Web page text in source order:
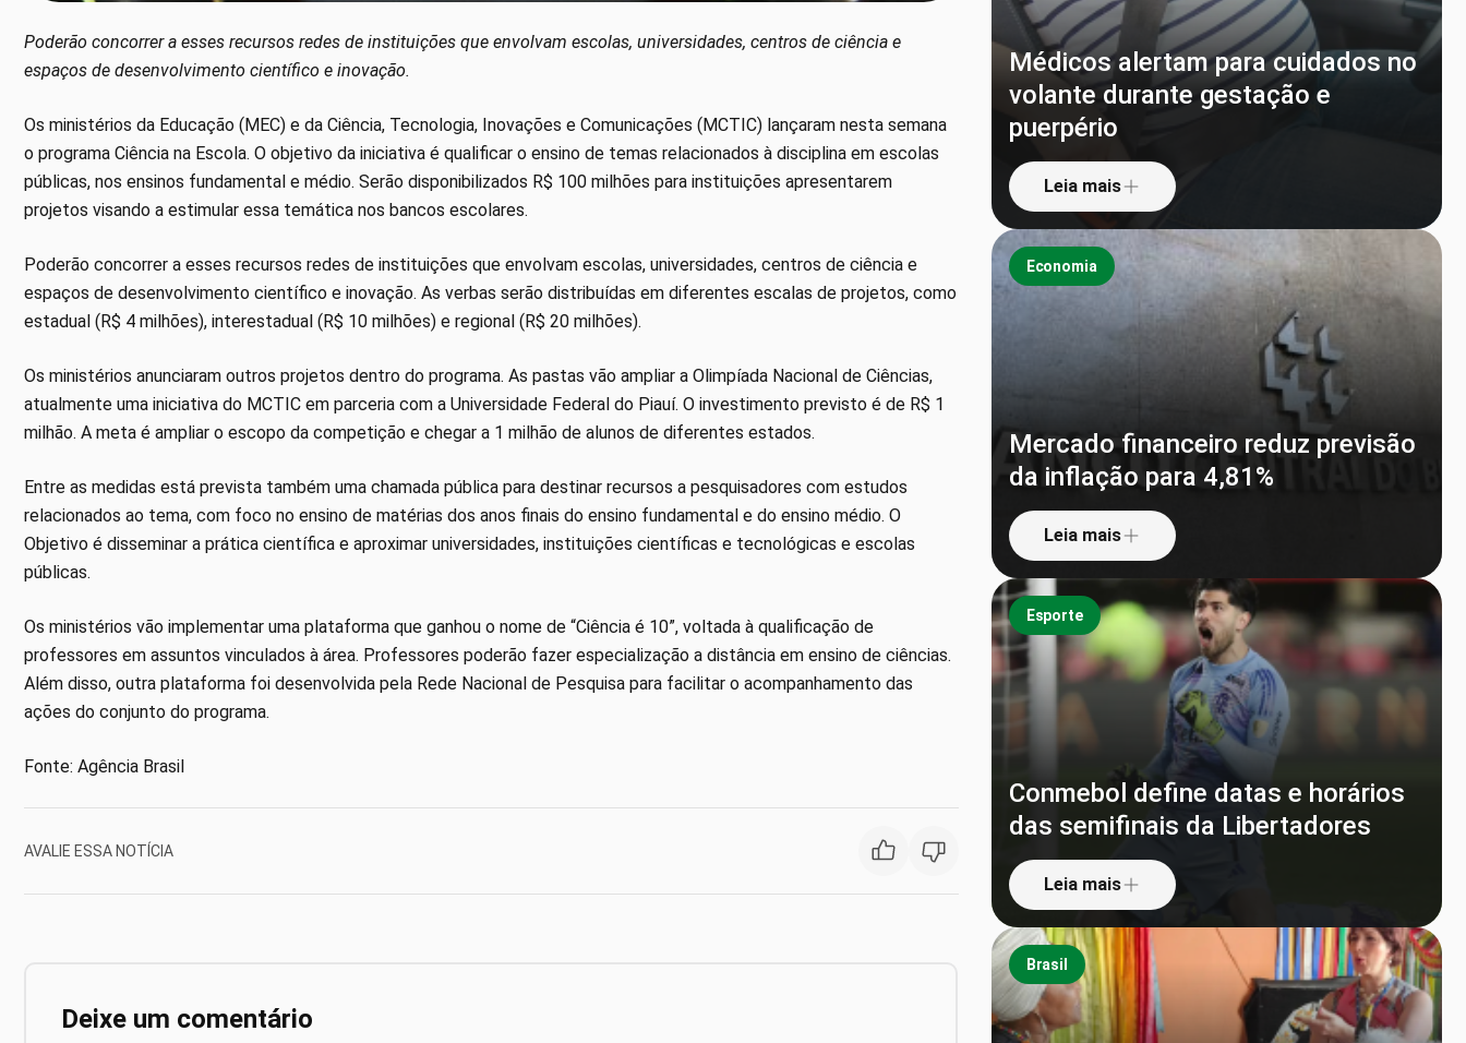
Poderão concorrer a esses recursos redes de instituições que envolvam escolas, universidades, centros de ciência e
espaços de desenvolvimento científico e inovação.
Os ministérios da Educação (MEC) e da Ciência, Tecnologia, Inovações e Comunicações (MCTIC) lançaram nesta semana
o programa Ciência na Escola. O objetivo da iniciativa é qualificar o ensino de temas relacionados à disciplina em escolas
públicas, nos ensinos fundamental e médio. Serão disponibilizados R$ 100 milhões para instituições apresentarem
projetos visando a estimular essa temática nos bancos escolares.
Poderão concorrer a esses recursos redes de instituições que envolvam escolas, universidades, centros de ciência e
espaços de desenvolvimento científico e inovação. As verbas serão distribuídas em diferentes escalas de projetos, como
estadual (R$ 4 milhões), interestadual (R$ 10 milhões) e regional (R$ 20 milhões).
Os ministérios anunciaram outros projetos dentro do programa. As pastas vão ampliar a Olimpíada Nacional de Ciências,
atualmente uma iniciativa do MCTIC em parceria com a Universidade Federal do Piauí. O investimento previsto é de R$ 1
milhão. A meta é ampliar o escopo da competição e chegar a 1 milhão de alunos de diferentes estados.
Entre as medidas está prevista também uma chamada pública para destinar recursos a pesquisadores com estudos
relacionados ao tema, com foco no ensino de matérias dos anos finais do ensino fundamental e do ensino médio. O
Objetivo é disseminar a prática científica e aproximar universidades, instituições científicas e tecnológicas e escolas
públicas.
Os ministérios vão implementar uma plataforma que ganhou o nome de “Ciência é 10”, voltada à qualificação de
professores em assuntos vinculados à área. Professores poderão fazer especialização a distância em ensino de ciências.
Além disso, outra plataforma foi desenvolvida pela Rede Nacional de Pesquisa para facilitar o acompanhamento das
ações do conjunto do programa.
Fonte: Agência Brasil
AVALIE ESSA NOTÍCIA
Deixe um comentário
Médicos alertam para cuidados no
volante durante gestação e
puerpério
Leia mais
Economia
Mercado financeiro reduz previsão
da inflação para 4,81%
Leia mais
Esporte
Conmebol define datas e horários
das semifinais da Libertadores
Leia mais
Brasil